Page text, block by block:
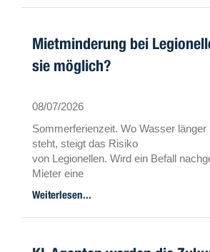
veröffentlicht.
Mietminderung bei
sie möglich?
08/07/2026
Sommerferienzeit. Wo Wasser länger
steht, steigt das Risiko
von Legionellen. Wird ein Befall
Mieter eine
Mietminderung geltend machen. Was
Verwalter angeht und
wie Gerichte im Einzelfall
Weiterlesen...